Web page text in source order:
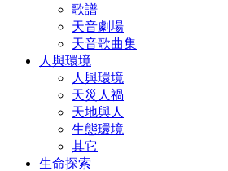
歌譜
天音劇場
天音歌曲集
人與環境
人與環境
天災人禍
天地與人
生態環境
其它
生命探索